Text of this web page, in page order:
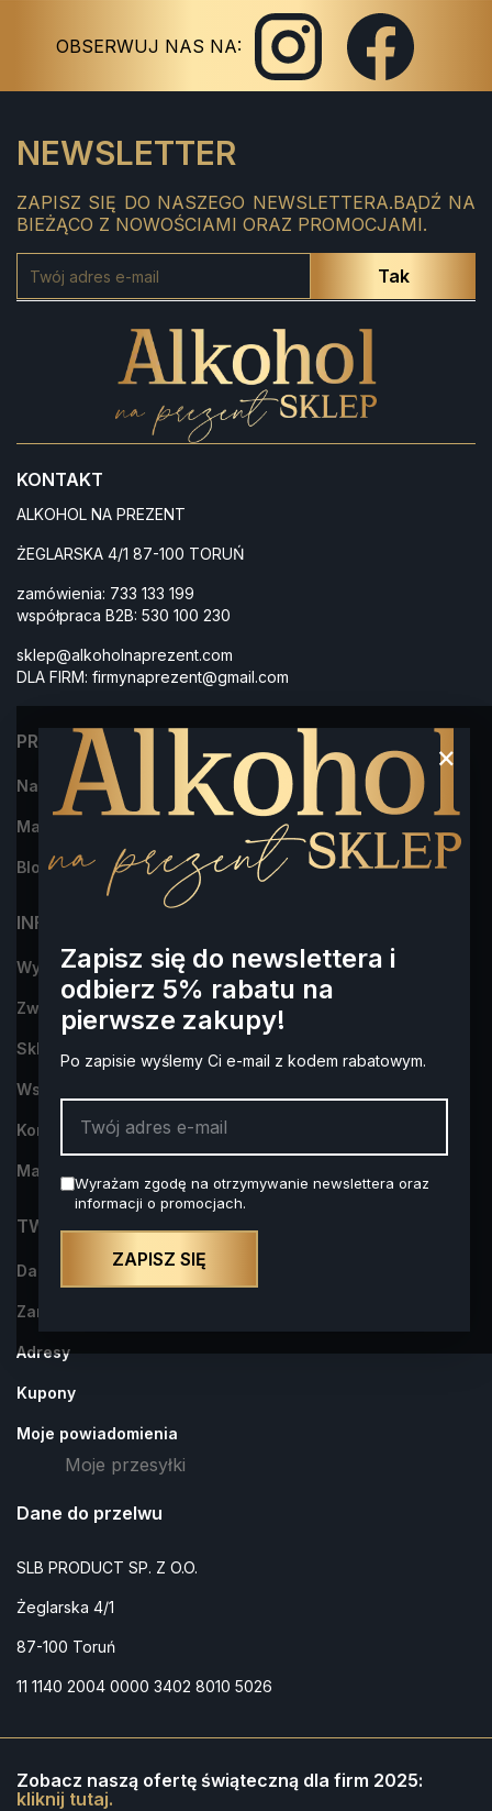
OBSERWUJ NAS NA:
Instagram
NEWSLETTER
ZAPISZ SIĘ DO NASZEGO NEWSLETTERA.BĄDŹ NA
BIEŻĄCO Z NOWOŚCIAMI ORAZ PROMOCJAMI.
KONTAKT
ALKOHOL NA PREZENT
ŻEGLARSKA 4/1 87-100 TORUŃ
zamówienia: 733 133 199
współpraca B2B: 530 100 230
sklep@alkoholnaprezent.com
DLA FIRM: firmynaprezent@gmail.com
×
Zapisz się do newslettera i
odbierz 5% rabatu na
pierwsze zakupy!
Po zapisie wyślemy Ci e-mail z kodem rabatowym.
Wyrażam zgodę na otrzymywanie newslettera oraz
informacji o promocjach.
ZAPISZ SIĘ
PRODUKTY
Najczęściej kupowane
Marki
Blog
INFORMACJA
Wysyłka i płatności
Zwroty i reklamacje
Sklep Alkohol na Prezent- dowiedz się więcej o nas
Współpraca
Kontakt z nami
Mapa strony
TWOJE KONTO
Dane osobowe
Zamówienia
Adresy
Kupony
Moje powiadomienia
Moje przesyłki
Dane do przelwu
SLB PRODUCT SP. Z O.O.
Żeglarska 4/1
87-100 Toruń
11 1140 2004 0000 3402 8010 5026
Zobacz naszą ofertę świąteczną dla firm 2025:
kliknij tutaj.